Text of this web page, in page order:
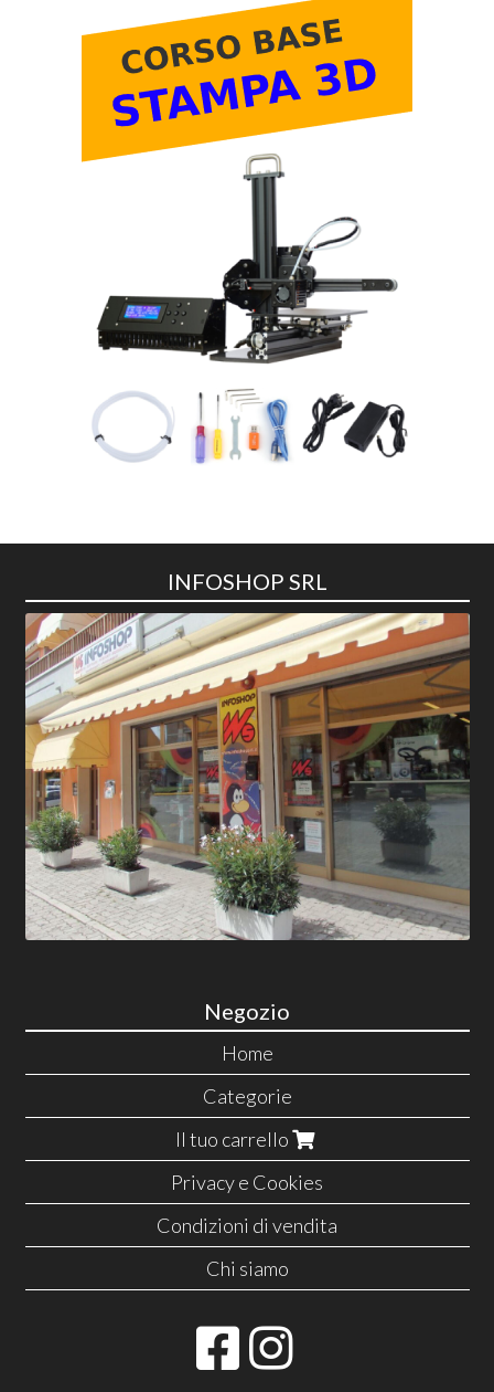
INFOSHOP SRL
Negozio
Home
Categorie
Il tuo carrello
Privacy e Cookies
Condizioni di vendita
Chi siamo